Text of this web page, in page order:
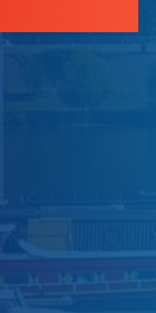
une nouvelle